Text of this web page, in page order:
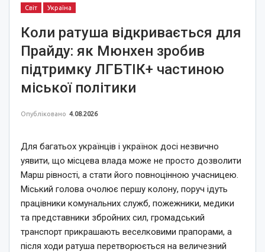
Світ Україна
Коли ратуша відкривається для
Прайду: як Мюнхен зробив
підтримку ЛГБТІК+ частиною
міської політики
Опубліковано 4.08.2026
Для багатьох українців і українок досі незвично
уявити, що місцева влада може не просто дозволити
Марш рівності, а стати його повноцінною учасницею.
Міський голова очолює першу колону, поруч ідуть
працівники комунальних служб, пожежники, медики
та представники збройних сил, громадський
транспорт прикрашають веселковими прапорами, а
після ходи ратуша перетворюється на величезний